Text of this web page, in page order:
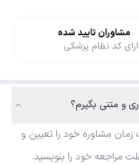
مشاوران تایید شده
کد نظام پزشکی
و متنی بگیرم؟
زمان مشاوره خود را تعیین و
مراجعه خود را بنویسید.